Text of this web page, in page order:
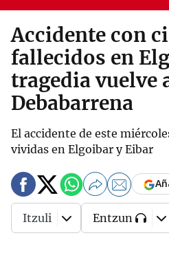
Accidente con
fallecidos en
tragedia vuelve
Debabarrena
El accidente de este
vividas en Elgoibar y Eibar
Itzuli Entzun